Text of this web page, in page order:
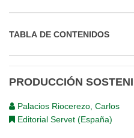
TABLA DE CONTENIDOS
PRODUCCIÓN
Palacios Riocerezo, Carlos
Editorial Servet (España)